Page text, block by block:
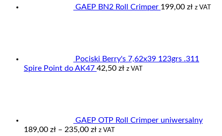
GAEP BN2 Roll Crimper 199,00 zł z VAT
Pociski Berry's 7,62x39 123grs .311
Spire Point do AK47 42,50 zł z VAT
GAEP OTP Roll Crimper uniwersalny
189,00 zł – 235,00 złZakres
z VAT